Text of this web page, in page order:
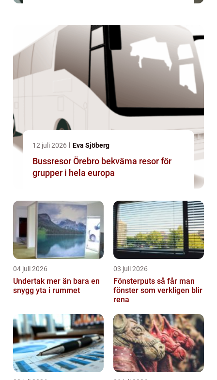
12 juli 2026 Eva Sjöberg
Bussresor Örebro bekväma resor för
grupper i hela europa
04 juli 2026
Undertak mer än bara en
snygg yta i rummet
03 juli 2026
Fönsterputs så får man
fönster som verkligen blir
rena